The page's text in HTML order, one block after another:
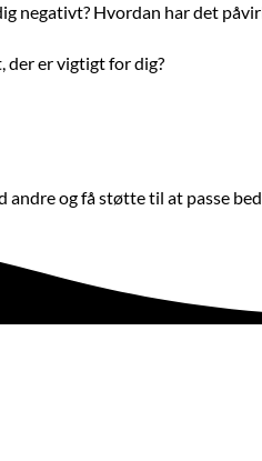
negativt? Hvordan har det
der er vigtigt for dig?
og få støtte til at passe